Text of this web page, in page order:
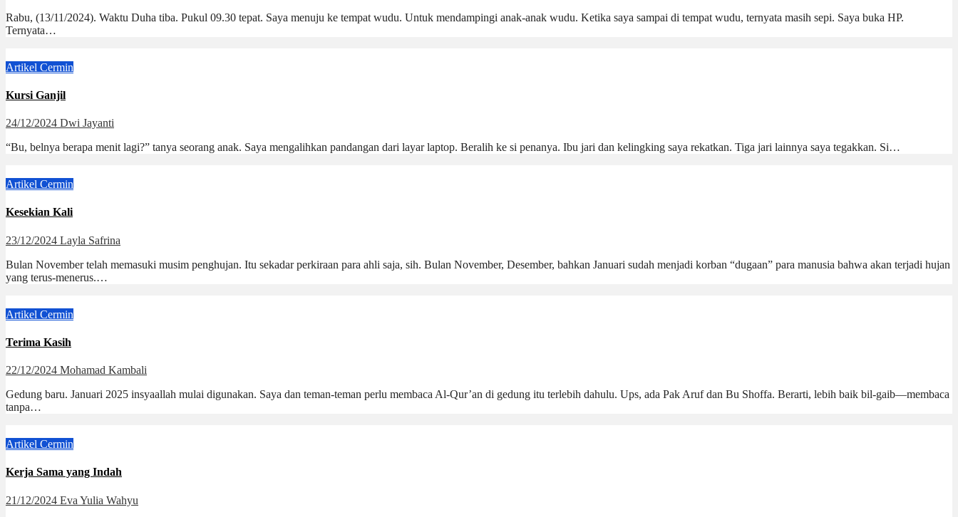
Rabu, (13/11/2024). Waktu Duha tiba. Pukul 09.30 tepat. Saya menuju ke tempat wudu. Untuk mendampingi anak-anak wudu. Ketika saya sampai di tempat wudu, ternyata masih sepi. Saya buka HP.
Ternyata…
Artikel Cermin
Kursi Ganjil
24/12/2024 Dwi Jayanti
“Bu, belnya berapa menit lagi?” tanya seorang anak. Saya mengalihkan pandangan dari layar laptop. Beralih ke si penanya. Ibu jari dan kelingking saya rekatkan. Tiga jari lainnya saya tegakkan. Si…
Artikel Cermin
Kesekian Kali
23/12/2024 Layla Safrina
Bulan November telah memasuki musim penghujan. Itu sekadar perkiraan para ahli saja, sih. Bulan November, Desember, bahkan Januari sudah menjadi korban “dugaan” para manusia bahwa akan terjadi hujan
yang terus-menerus.…
Artikel Cermin
Terima Kasih
22/12/2024 Mohamad Kambali
Gedung baru. Januari 2025 insyaallah mulai digunakan. Saya dan teman-teman perlu membaca Al-Qur’an di gedung itu terlebih dahulu. Ups, ada Pak Aruf dan Bu Shoffa. Berarti, lebih baik bil-gaib—membaca
tanpa…
Artikel Cermin
Kerja Sama yang Indah
21/12/2024 Eva Yulia Wahyu